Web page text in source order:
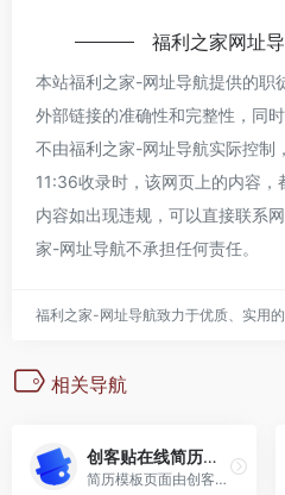
福利之家网址
本站福利之家-网址导航提供的职
外部链接的准确性和完整性，同
不由福利之家-网址导航实际控制
11:36收录时，该网页上的内容
内容如出现违规，可以直接联系
家-网址导航不承担任何责任。
福利之家-网址导航致力于优质、实用
相关导航
创客贴在线简历制作带模板
简历模板页面由创客贴为您提供海量丰富的简历图片模板，您可以在线编辑修改模板，快速完成自己的简历，并且能够免费下载 PNG/JPG/PSD/PDF 等多种格式的简历